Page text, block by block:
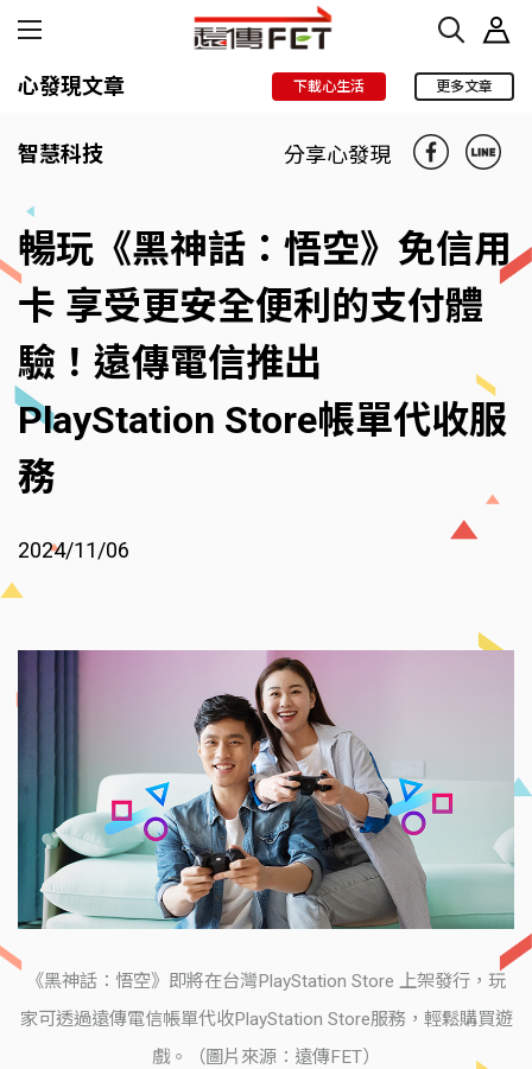
心發現文章 下載心生活 更多文章
智慧科技 分享心發現
暢玩《黑神話：悟空》免信用
卡 享受更安全便利的支付體
驗！遠傳電信推出
PlayStation Store帳單代收服
務
2024/11/06
《黑神話：悟空》即將在台灣PlayStation Store 上架發行，玩
家可透過遠傳電信帳單代收PlayStation Store服務，輕鬆購買遊
戲。（圖片來源：遠傳FET）